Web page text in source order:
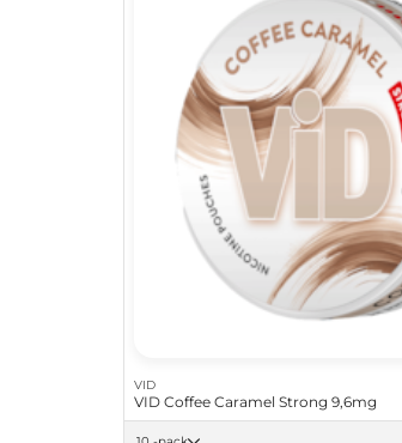
VID
VID Coffee Caramel Strong 9,6mg